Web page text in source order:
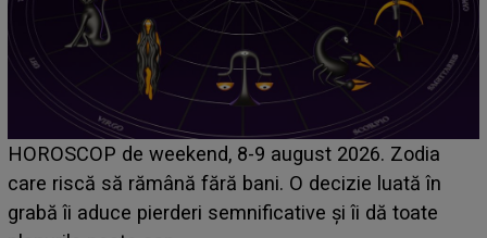
Emanuel a ținut ACEST DETALIU ASCUNS până
acum! În fața Alexandrei, concurentul din Casa Iubirii
face o MĂRTURISIRE NEAȘTEPTATĂ despre mama